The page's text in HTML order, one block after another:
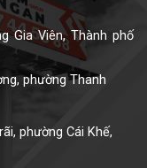
Gia Viên, Thành phố
phường Thanh
phường Cái Khế,